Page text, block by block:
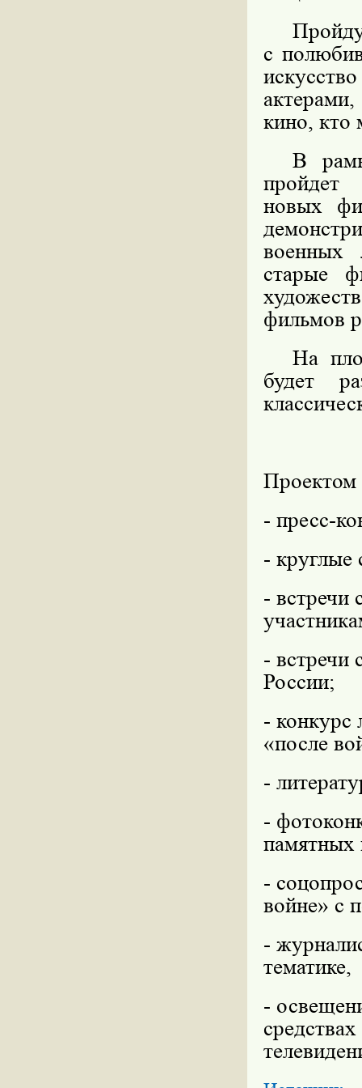
с
кино, кто
В
пройдет
новых
военных
старые
фильмов
На
будет
Проектом
- пресс-
- круглые
- встречи
- встречи
России;
- конкурс
«после
-
-
памятных
-
войне» с
-
тематике,
-